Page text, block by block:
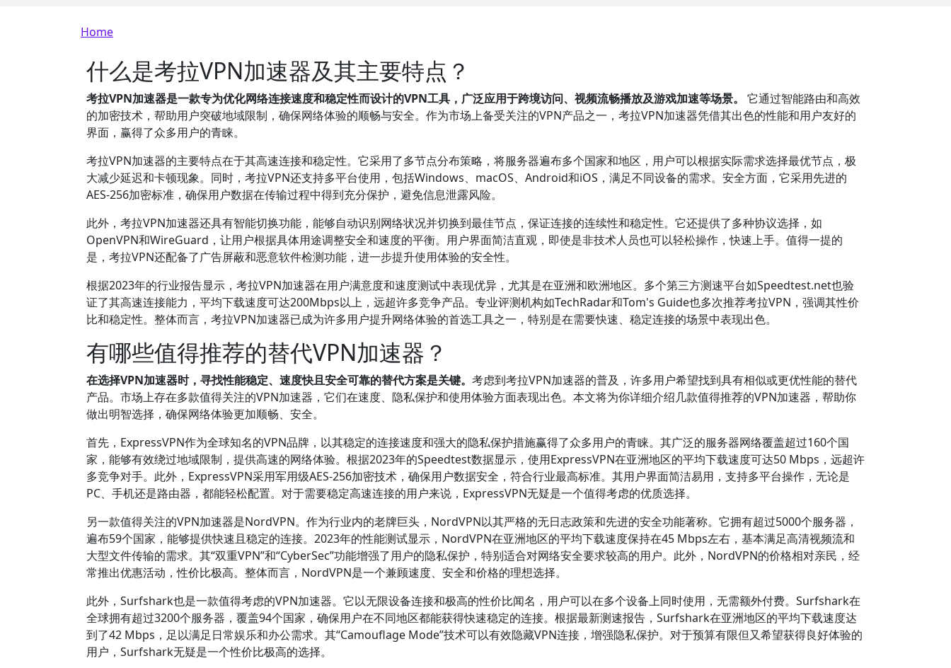
Breadcrumb
Home
什么是考拉VPN加速器及其主要特点？
考拉VPN加速器是一款专为优化网络连接速度和稳定性而设计的VPN工具，广泛应用于跨境访问、视频流畅播放及游戏加速等场景。
它通过智能路由和高效
的加密技术，帮助用户突破地域限制，确保网络体验的顺畅与安全。作为市场上备受关注的VPN产品之一，考拉VPN加速器凭借其出色的性能和用户友好的
界面，赢得了众多用户的青睐。
考拉VPN加速器的主要特点在于其高速连接和稳定性。它采用了多节点分布策略，将服务器遍布多个国家和地区，用户可以根据实际需求选择最优节点，极
大减少延迟和卡顿现象。同时，考拉VPN还支持多平台使用，包括Windows、macOS、Android和iOS，满足不同设备的需求。安全方面，它采用先进的
AES-256加密标准，确保用户数据在传输过程中得到充分保护，避免信息泄露风险。
此外，考拉VPN加速器还具有智能切换功能，能够自动识别网络状况并切换到最佳节点，保证连接的连续性和稳定性。它还提供了多种协议选择，如
OpenVPN和WireGuard，让用户根据具体用途调整安全和速度的平衡。用户界面简洁直观，即使是非技术人员也可以轻松操作，快速上手。值得一提的
是，考拉VPN还配备了广告屏蔽和恶意软件检测功能，进一步提升使用体验的安全性。
根据2023年的行业报告显示，考拉VPN加速器在用户满意度和速度测试中表现优异，尤其是在亚洲和欧洲地区。多个第三方测速平台如Speedtest.net也验
证了其高速连接能力，平均下载速度可达200Mbps以上，远超许多竞争产品。专业评测机构如TechRadar和Tom's Guide也多次推荐考拉VPN，强调其性价
比和稳定性。整体而言，考拉VPN加速器已成为许多用户提升网络体验的首选工具之一，特别是在需要快速、稳定连接的场景中表现出色。
有哪些值得推荐的替代VPN加速器？
在选择VPN加速器时，寻找性能稳定、速度快且安全可靠的替代方案是关键。 考虑到考拉VPN加速器的普及，许多用户希望找到具有相似或更优性能的替代
产品。市场上存在多款值得关注的VPN加速器，它们在速度、隐私保护和使用体验方面表现出色。本文将为你详细介绍几款值得推荐的VPN加速器，帮助你
做出明智选择，确保网络体验更加顺畅、安全。
首先，ExpressVPN作为全球知名的VPN品牌，以其稳定的连接速度和强大的隐私保护措施赢得了众多用户的青睐。其广泛的服务器网络覆盖超过160个国
家，能够有效绕过地域限制，提供高速的网络体验。根据2023年的Speedtest数据显示，使用ExpressVPN在亚洲地区的平均下载速度可达50 Mbps，远超许
多竞争对手。此外，ExpressVPN采用军用级AES-256加密技术，确保用户数据安全，符合行业最高标准。其用户界面简洁易用，支持多平台操作，无论是
PC、手机还是路由器，都能轻松配置。对于需要稳定高速连接的用户来说，ExpressVPN无疑是一个值得考虑的优质选择。
另一款值得关注的VPN加速器是NordVPN。作为行业内的老牌巨头，NordVPN以其严格的无日志政策和先进的安全功能著称。它拥有超过5000个服务器，
遍布59个国家，能够提供快速且稳定的连接。2023年的性能测试显示，NordVPN在亚洲地区的平均下载速度保持在45 Mbps左右，基本满足高清视频流和
大型文件传输的需求。其“双重VPN”和“CyberSec”功能增强了用户的隐私保护，特别适合对网络安全要求较高的用户。此外，NordVPN的价格相对亲民，经
常推出优惠活动，性价比极高。整体而言，NordVPN是一个兼顾速度、安全和价格的理想选择。
此外，Surfshark也是一款值得考虑的VPN加速器。它以无限设备连接和极高的性价比闻名，用户可以在多个设备上同时使用，无需额外付费。Surfshark在
全球拥有超过3200个服务器，覆盖94个国家，确保用户在不同地区都能获得快速稳定的连接。根据最新测速报告，Surfshark在亚洲地区的平均下载速度达
到了42 Mbps，足以满足日常娱乐和办公需求。其“Camouflage Mode”技术可以有效隐藏VPN连接，增强隐私保护。对于预算有限但又希望获得良好体验的
用户，Surfshark无疑是一个性价比极高的选择。